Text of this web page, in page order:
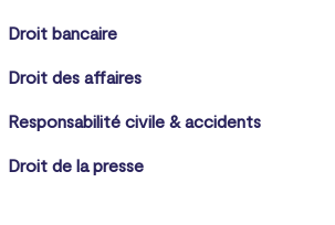
Droit bancaire
Droit des affaires
Responsabilité civile & accidents
Droit de la presse